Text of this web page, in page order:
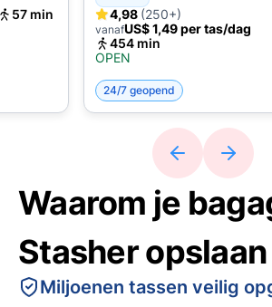
57 min
4,98 (250+)
vanafUS$ 1,49 per tas/dag
454 min
OPEN
24/7 geopend
Waarom je
Stasher opslaan
Miljoenen tassen veilig